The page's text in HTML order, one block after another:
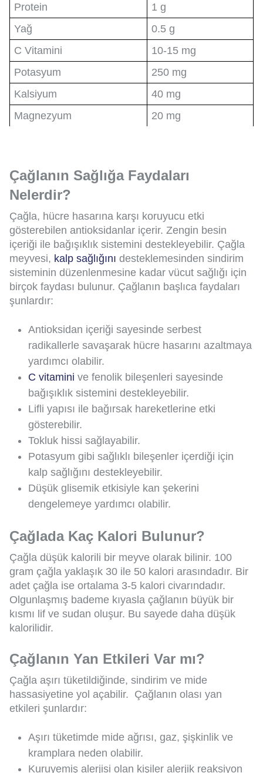
Protein
1 g
Yağ
0.5 g
C Vitamini
10-15 mg
Potasyum
250 mg
Kalsiyum
40 mg
Magnezyum
20 mg
Çağlanın Sağlığa Faydaları
Nelerdir?
Çağla, hücre hasarına karşı koruyucu etki
gösterebilen antioksidanlar içerir. Zengin besin
içeriği ile bağışıklık sistemini destekleyebilir. Çağla
meyvesi, kalp sağlığını desteklemesinden sindirim
sisteminin düzenlenmesine kadar vücut sağlığı için
birçok faydası bulunur. Çağlanın başlıca faydaları
şunlardır:
Antioksidan içeriği sayesinde serbest
radikallerle savaşarak hücre hasarını azaltmaya
yardımcı olabilir.
C vitamini ve fenolik bileşenleri sayesinde
bağışıklık sistemini destekleyebilir.
Lifli yapısı ile bağırsak hareketlerine etki
gösterebilir.
Tokluk hissi sağlayabilir.
Potasyum gibi sağlıklı bileşenler içerdiği için
kalp sağlığını destekleyebilir.
Düşük glisemik etkisiyle kan şekerini
dengelemeye yardımcı olabilir.
Çağlada Kaç Kalori Bulunur?
Çağla düşük kalorili bir meyve olarak bilinir. 100
gram çağla yaklaşık 30 ile 50 kalori arasındadır. Bir
adet çağla ise ortalama 3-5 kalori civarındadır.
Olgunlaşmış bademe kıyasla çağlanın büyük bir
kısmı lif ve sudan oluşur. Bu sayede daha düşük
kalorilidir.
Çağlanın Yan Etkileri Var mı?
Çağla aşırı tüketildiğinde, sindirim ve mide
hassasiyetine yol açabilir. Çağlanın olası yan
etkileri şunlardır:
Aşırı tüketimde mide ağrısı, gaz, şişkinlik ve
kramplara neden olabilir.
Kuruyemiş alerjisi olan kişiler alerjik reaksiyon